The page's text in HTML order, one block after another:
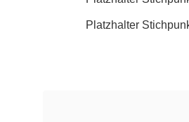
Platzhalter